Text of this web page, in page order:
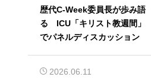
歴代C-Week委員長が歩み語
る ICU「キリスト教週間」
でパネルディスカッション
2026.06.11